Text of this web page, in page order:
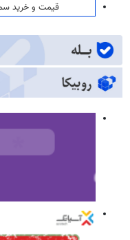
قیمت و خرید